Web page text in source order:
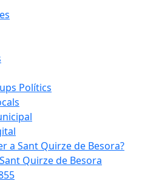
Polítics
a Sant Quirze de Besora?
Quirze de Besora